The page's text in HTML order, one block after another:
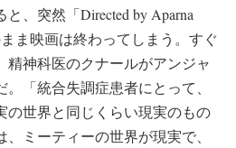
、突然「Directed by Aparna
ま映画は終わってしまう。すぐ
精神科医のクナールがアンジャ
「統合失調症患者にとって、
の世界と同じくらい現実のもの
ミーティーの世界が現実で、